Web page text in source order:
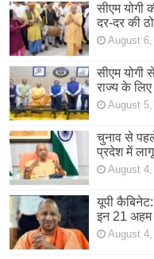
सीएम योगी
दर-दर की
August
सीएम योगी
राज्य के
August
चुनाव से
प्रदेश में
August
यूपी
इन 21 अहम
August